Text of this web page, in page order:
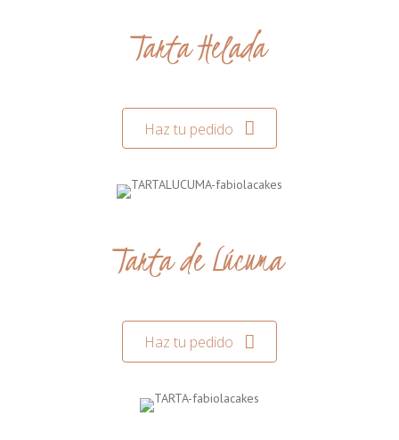
Tarta Helada
Haz tu pedido
Tarta de Lúcuma
Haz tu pedido